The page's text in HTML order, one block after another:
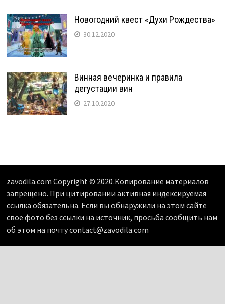
Новогодний квест «Духи Рождества»
30.12.2020
Винная вечеринка и правила
дегустации вин
27.10.2020
zavodila.com Copyright © 2020.Копирование материалов
запрещено. При цитировании активная индексируемая
ссылка обязательна. Если вы обнаружили на этом сайте
свое фото без ссылки на источник, просьба сообщить нам
об этом на почту contact@zavodila.com